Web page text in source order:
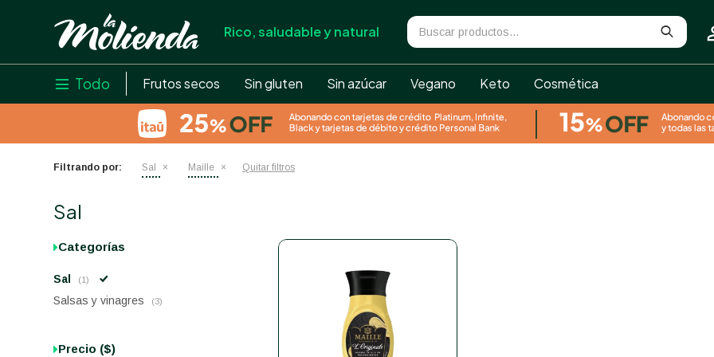
Rico, saludable y natural
 Todo Frutos secos Sin gluten Sin azúcar Vegano Keto Cosmética
Filtrando por: Sal Maille Quitar filtros
Sal
Categorías
Sal (1)
Salsas y vinagres (3)
Precio ($)
close
store
local_shipping
credit_card
help